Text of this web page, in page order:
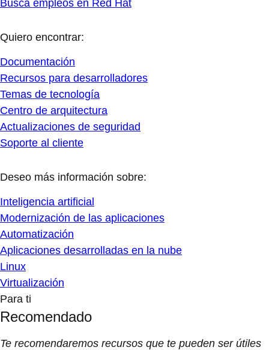
Busca empleos en Red Hat
Quiero encontrar:
Documentación
Recursos para desarrolladores
Temas de tecnología
Centro de arquitectura
Actualizaciones de seguridad
Soporte al cliente
Deseo más información sobre:
Inteligencia artificial
Modernización de las aplicaciones
Automatización
Aplicaciones desarrolladas en la nube
Linux
Virtualización
Para ti
Recomendado
Te recomendaremos recursos que te pueden ser útiles